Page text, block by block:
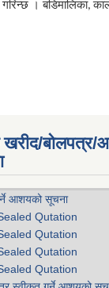
। बडिमालिका,
खरीद/
आशयको सूचना
Qutation
Qutation
Qutation
Qutation